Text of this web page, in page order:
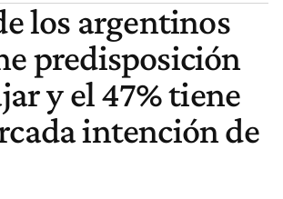
los argentinos
predisposición
y el 47% tiene
intención de